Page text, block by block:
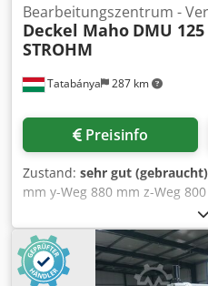
Tatabánya 287 km
Bearbeitungszentrum -
Deckel Maho DMU 125
STROHM
Preisinfo
Zustand: sehr gut (gebraucht)
mm y-Weg 880 mm z-Weg
Drehzahlbereich -
Dkedpsgypabofx Ak Uer
/ 10 kW Tischaufspannfläche
Werkzeugplätze 30 pos.